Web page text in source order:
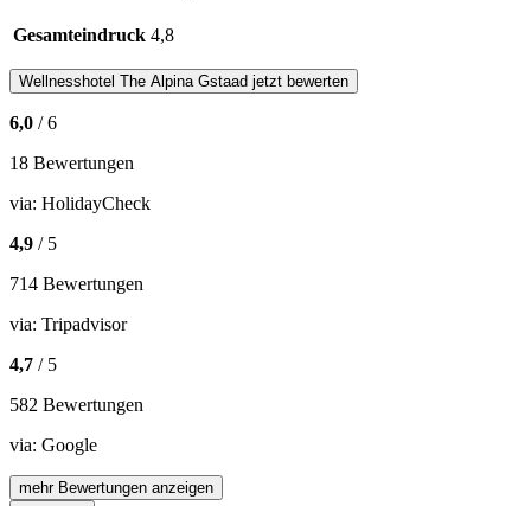
Gesamteindruck 4,8
Wellnesshotel The Alpina Gstaad jetzt bewerten
6,0 / 6
18 Bewertungen
via: HolidayCheck
4,9 / 5
714 Bewertungen
via: Tripadvisor
4,7 / 5
582 Bewertungen
via: Google
mehr Bewertungen anzeigen